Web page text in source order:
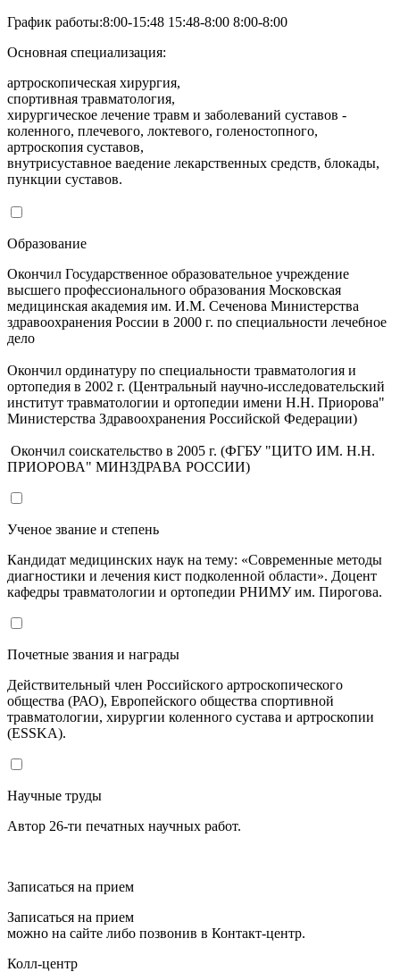
График работы:8:00-15:48 15:48-8:00 8:00-8:00
Основная специализация:
артроскопическая хирургия,
спортивная травматология,
хирургическое лечение травм и заболеваний суставов -
коленного, плечевого, локтевого, голеностопного,
артроскопия суставов,
внутрисуставное ваедение лекарственных средств, блокады,
пункции суставов.
Образование
Окончил Государственное образовательное учреждение
высшего профессионального образования Московская
медицинская академия им. И.М. Сеченова Министерства
здравоохранения России в 2000 г. по специальности лечебное
дело
Окончил ординатуру по специальности травматология и
ортопедия в 2002 г. (Центральный научно-исследовательский
институт травматологии и ортопедии имени Н.Н. Приорова"
Министерства Здравоохранения Российской Федерации)
Окончил соискательство в 2005 г. (ФГБУ "ЦИТО ИМ. Н.Н.
ПРИОРОВА" МИНЗДРАВА РОССИИ)
Ученое звание и степень
Кандидат медицинских наук на тему: «Современные методы
диагностики и лечения кист подколенной области». Доцент
кафедры травматологии и ортопедии РНИМУ им. Пирогова.
Почетные звания и награды
Действительный член Российского артроскопического
общества (РАО), Европейского общества спортивной
травматологии, хирургии коленного сустава и артроскопии
(ESSKA).
Научные труды
Автор 26-ти печатных научных работ.
Записаться на прием
Записаться на прием
можно на сайте либо позвонив в Контакт-центр.
Колл-центр